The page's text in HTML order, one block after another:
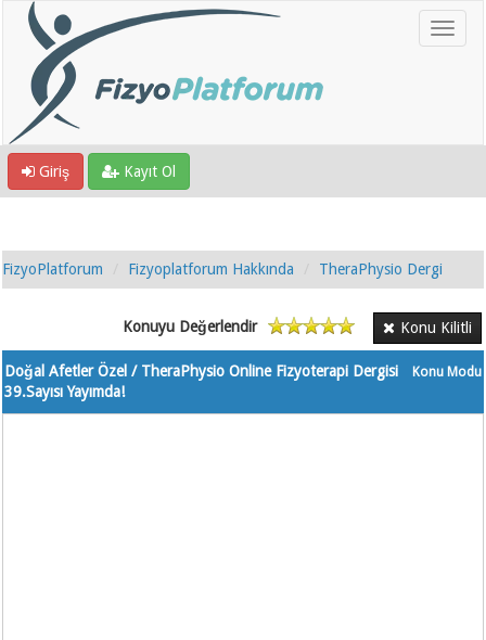
Giriş Kayıt Ol
FizyoPlatforum Fizyoplatforum Hakkında TheraPhysio Dergi
Konu Kilitli
Konuyu Değerlendir
Konu Modu
Doğal Afetler Özel / TheraPhysio Online Fizyoterapi Dergisi
39.Sayısı Yayımda!